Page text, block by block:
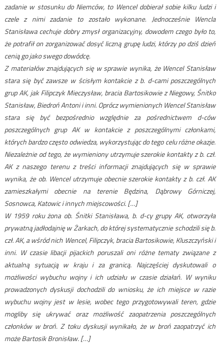
zadanie w stosunku do Niemców, to Wencel dobierał sobie kilku ludzi i
czele z nimi zadanie to zostało wykonane. Jednocześnie Wencla
Stanisława cechuje dobry zmysł organizacyjny, dowodem czego było to,
że potrafił on zorganizować dosyć liczną grupę ludzi, którzy po dziś dzień
cenią go jako swego dowódcę.
Z materiałów znajdujących się w sprawie wynika, że Wencel Stanisław
stara się być zawsze w ścisłym kontakcie z b. d-cami poszczególnych
grup AK, jak Filipczyk Mieczysław, bracia Bartosikowie z Niegowy, Śnitko
Stanisław, Biedroń Antoni i inni. Oprócz wymienionych Wencel Stanisław
stara się być bezpośrednio względnie za pośrednictwem d-ców
poszczególnych grup AK w kontakcie z poszczególnymi członkami,
których bardzo często odwiedza, wykorzystując do tego celu różne okazje.
Niezależnie od tego, że wymieniony utrzymuje szerokie kontakty z b. czł.
AK z naszego terenu z treści informacji znajdujących się w sprawie
wynika, że ob. Wencel utrzymuje obecnie szerokie kontakty z b. czł. AK
zamieszkałymi obecnie na terenie Będzina, Dąbrowy Górniczej,
Sosnowca, Katowic i innych miejscowości. […]
W 1959 roku żona ob. Śnitki Stanisława, b. d-cy grupy AK, otworzyła
prywatną jadłodajnię w Żarkach, do której systematycznie schodzili się b.
czł. AK, a wśród nich Wencel, Filipczyk, bracia Bartosikowie, Kluszczyński i
inni. W czasie libacji pijackich poruszali oni różne tematy związane z
aktualną sytuacją w kraju i za granicą. Najczęściej dyskutowali o
możliwości wybuchu wojny i ich udziału w czasie działań. W wyniku
prowadzonych dyskusji dochodzili do wniosku, że ich miejsce w razie
wybuchu wojny jest w lesie, wobec tego przygotowywali teren, gdzie
mogliby się ukrywać oraz możliwość zaopatrzenia poszczególnych
członków w broń. Z toku dyskusji wynikało, że w broń zaopatrzyć ich
może Bartosik Bronisław. […]